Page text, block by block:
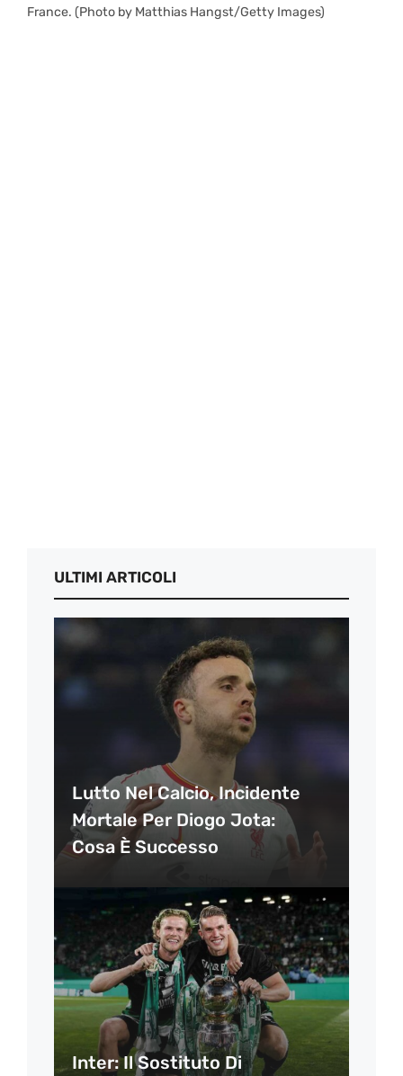
France. (Photo by Matthias Hangst/Getty Images)
ULTIMI ARTICOLI
Lutto Nel Calcio, Incidente
Mortale Per Diogo Jota:
Cosa È Successo
Inter: Il Sostituto Di